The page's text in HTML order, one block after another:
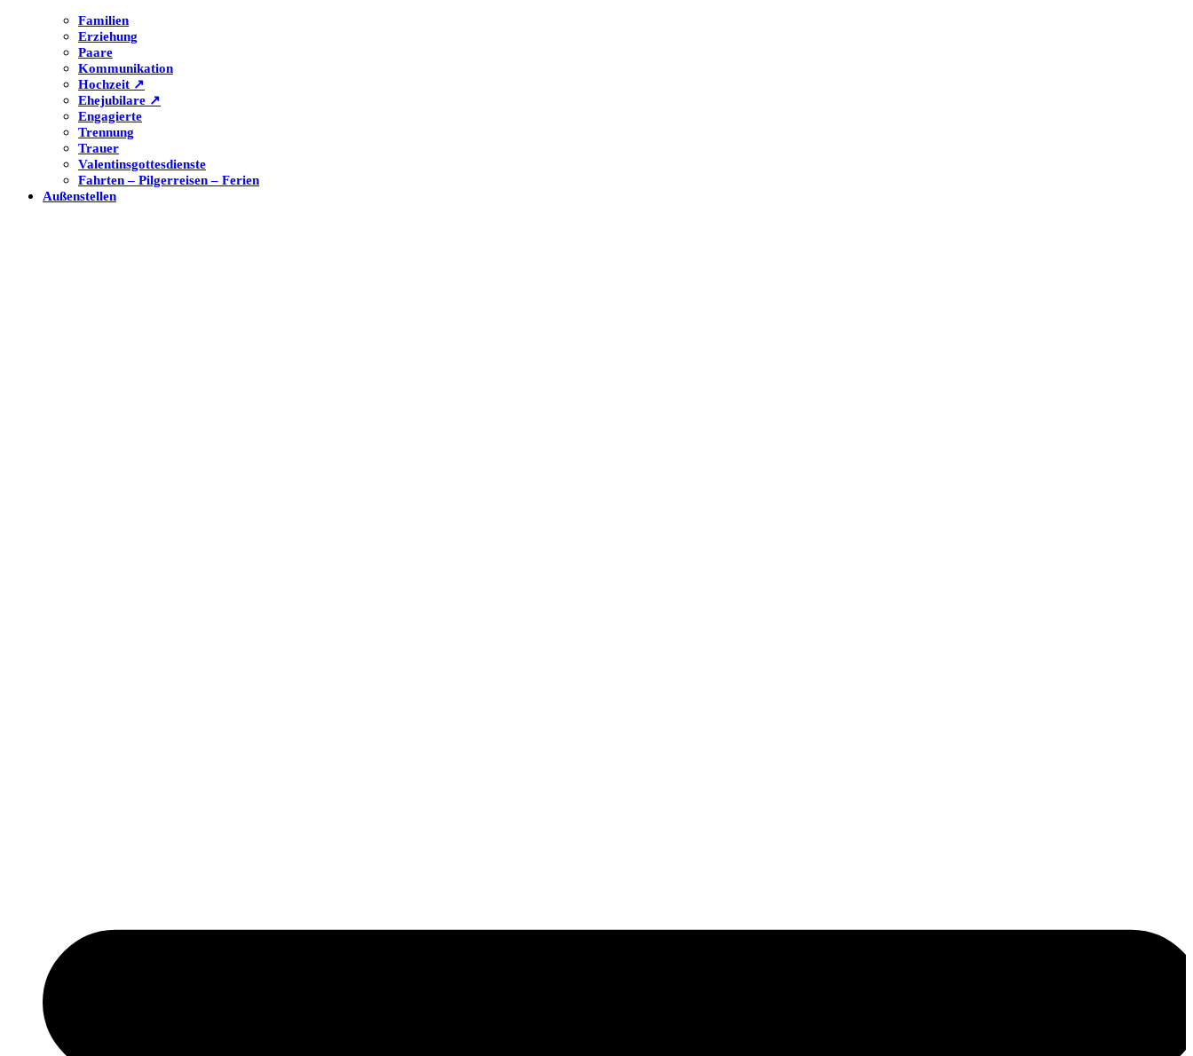
Familien
Erziehung
Paare
Kommunikation
Hochzeit ↗
Ehejubilare ↗
Engagierte
Trennung
Trauer
Valentinsgottesdienste
Fahrten – Pilgerreisen – Ferien
Außenstellen